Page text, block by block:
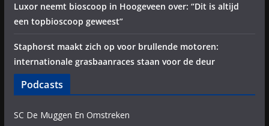
Luxor neemt bioscoop in Hoogeveen over: “Dit is altijd
een topbioscoop geweest”
Staphorst maakt zich op voor brullende motoren:
internationale grasbaanraces staan voor de deur
Podcasts
SC De Muggen En Omstreken